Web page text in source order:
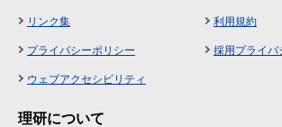
リンク集 利用規約
プライバシーポリシー 採用プライバ
ウェブアクセシビリティ
理研について